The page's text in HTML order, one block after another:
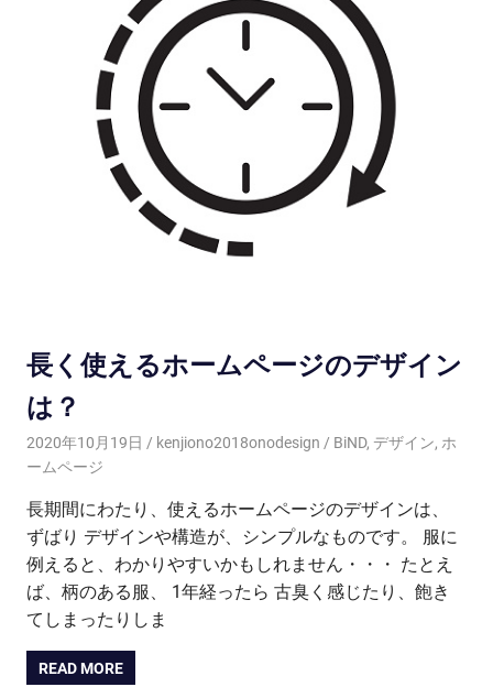
長く使えるホームページのデザイン
は？
2020年10月19日 kenjiono2018onodesign BiND, デザイン, ホ
ームページ
長期間にわたり、使えるホームページのデザインは、
ずばり デザインや構造が、シンプルなものです。 服に
例えると、わかりやすいかもしれません・・・ たとえ
ば、柄のある服、 1年経ったら 古臭く感じたり、飽き
てしまったりしま
READ MORE